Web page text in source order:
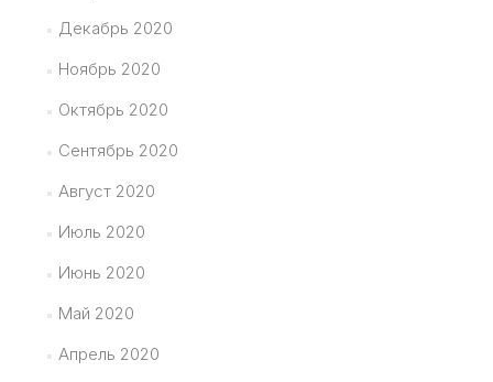
Декабрь 2020
Ноябрь 2020
Октябрь 2020
Сентябрь 2020
Август 2020
Июль 2020
Июнь 2020
Май 2020
Апрель 2020